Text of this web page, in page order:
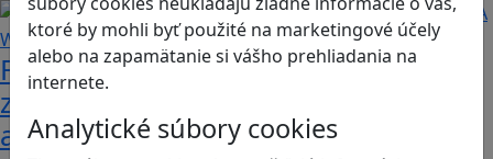
ktoré by mohli byť použité na marketingové účely
alebo na zapamätanie si vášho prehliadania na
internete.
Analytické súbory cookies
Fotografujte zvieratká, aby ste
zachránili ostrov v Alba: A Wildlife
adventure